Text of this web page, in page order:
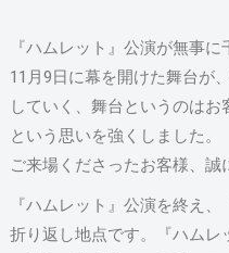
『ハムレット』公演が無事に
11月9日に幕を開けた舞台が
していく、舞台というのは
という思いを強くしました。
ご来場くださったお客様、誠
『ハムレット』公演を終え
折り返し地点です。『ハムレ